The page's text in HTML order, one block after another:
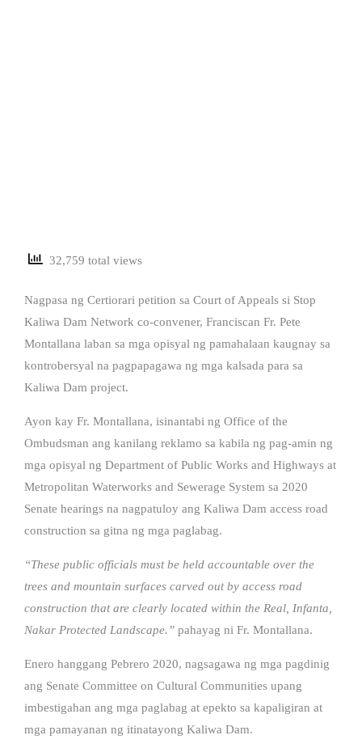
32,759 total views
Nagpasa ng Certiorari petition sa Court of Appeals si Stop
Kaliwa Dam Network co-convener, Franciscan Fr. Pete
Montallana laban sa mga opisyal ng pamahalaan kaugnay sa
kontrobersyal na pagpapagawa ng mga kalsada para sa
Kaliwa Dam project.
Ayon kay Fr. Montallana, isinantabi ng Office of the
Ombudsman ang kanilang reklamo sa kabila ng pag-amin ng
mga opisyal ng Department of Public Works and Highways at
Metropolitan Waterworks and Sewerage System sa 2020
Senate hearings na nagpatuloy ang Kaliwa Dam access road
construction sa gitna ng mga paglabag.
“These public officials must be held accountable over the
trees and mountain surfaces carved out by access road
construction that are clearly located within the Real, Infanta,
Nakar Protected Landscape.” pahayag ni Fr. Montallana.
Enero hanggang Pebrero 2020, nagsagawa ng mga pagdinig
ang Senate Committee on Cultural Communities upang
imbestigahan ang mga paglabag at epekto sa kapaligiran at
mga pamayanan ng itinatayong Kaliwa Dam.